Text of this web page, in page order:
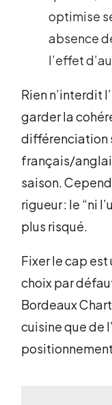
optimise
absence
l’effet
Rien n’interdit
garder la
différenciation
français/
saison.
rigueur : le “ni
plus risqué.
Fixer le cap
choix par
Bordeaux
cuisine que de